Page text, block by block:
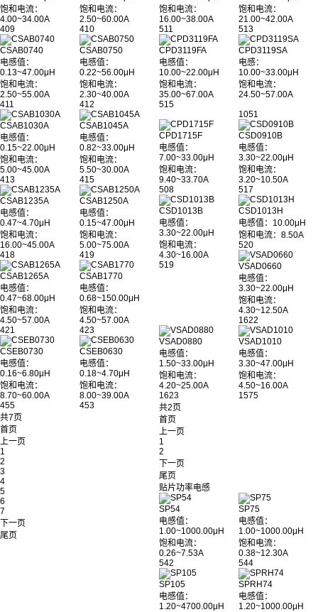
饱和电流：
4.00~34.00A
409
饱和电流：
2.50~60.00A
410
CSAB0740
电感值：
0.13~47.00μH
饱和电流：
2.50~55.00A
411
CSAB0750
电感值：
0.22~56.00μH
饱和电流：
2.30~40.00A
412
CSAB1030A
电感值：
0.15~22.00μH
饱和电流：
5.00~45.00A
413
CSAB1045A
电感值：
0.82~33.00μH
饱和电流：
5.50~30.00A
415
CSAB1235A
电感值：
0.47~4.70μH
饱和电流：
16.00~45.00A
418
CSAB1250A
电感值：
0.15~47.00μH
饱和电流：
5.00~75.00A
419
CSAB1265A
电感值：
0.47~68.00μH
饱和电流：
4.50~57.00A
421
CSAB1770
电感值：
0.68~150.00μH
饱和电流：
4.50~57.00A
423
CSEB0730
电感值：
0.16~6.80μH
饱和电流：
8.70~60.00A
455
CSEB0630
电感值：
0.18~4.70μH
饱和电流：
8.00~39.00A
453
共7页
首页
上一页
1
2
3
4
5
6
7
下一页
尾页
饱和电流：
16.00~38.00A
511
饱和电流：
21.00~42.00A
513
CPD3119FA
电感值：
10.00~22.00μH
饱和电流：
35.00~67.00A
515
CPD3119SA
电感：
10.00~33.00μH
饱和电流：
24.50~57.00A
1051
CPD1715F
电感值：
7.00~33.00μH
饱和电流：
9.40~33.70A
508
CSD0910B
电感值：
3.30~22.00μH
饱和电流：
3.20~10.50A
517
CSD1013B
电感值：
3.30~22.00μH
饱和电流：
4.30~16.00A
519
CSD1013H
电感值：10.00μH
饱和电流：8.50A
520
VSAD0660
电感值：
3.30~22.00μH
饱和电流：
4.30~12.50A
1622
VSAD0880
电感值：
1.50~33.00μH
饱和电流：
4.20~25.00A
1623
VSAD1010
电感值：
3.30~47.00μH
饱和电流：
4.50~16.00A
1575
共2页
首页
上一页
1
2
下一页
尾页
贴片功率电感
SP54
电感值：
1.00~1000.00μH
饱和电流：
0.26~7.53A
542
SP75
电感值：
1.00~1000.00μH
饱和电流：
0.38~12.30A
544
SP105
电感值：
1.20~4700.00μH
SPRH74
电感值：
1.20~1000.00μH